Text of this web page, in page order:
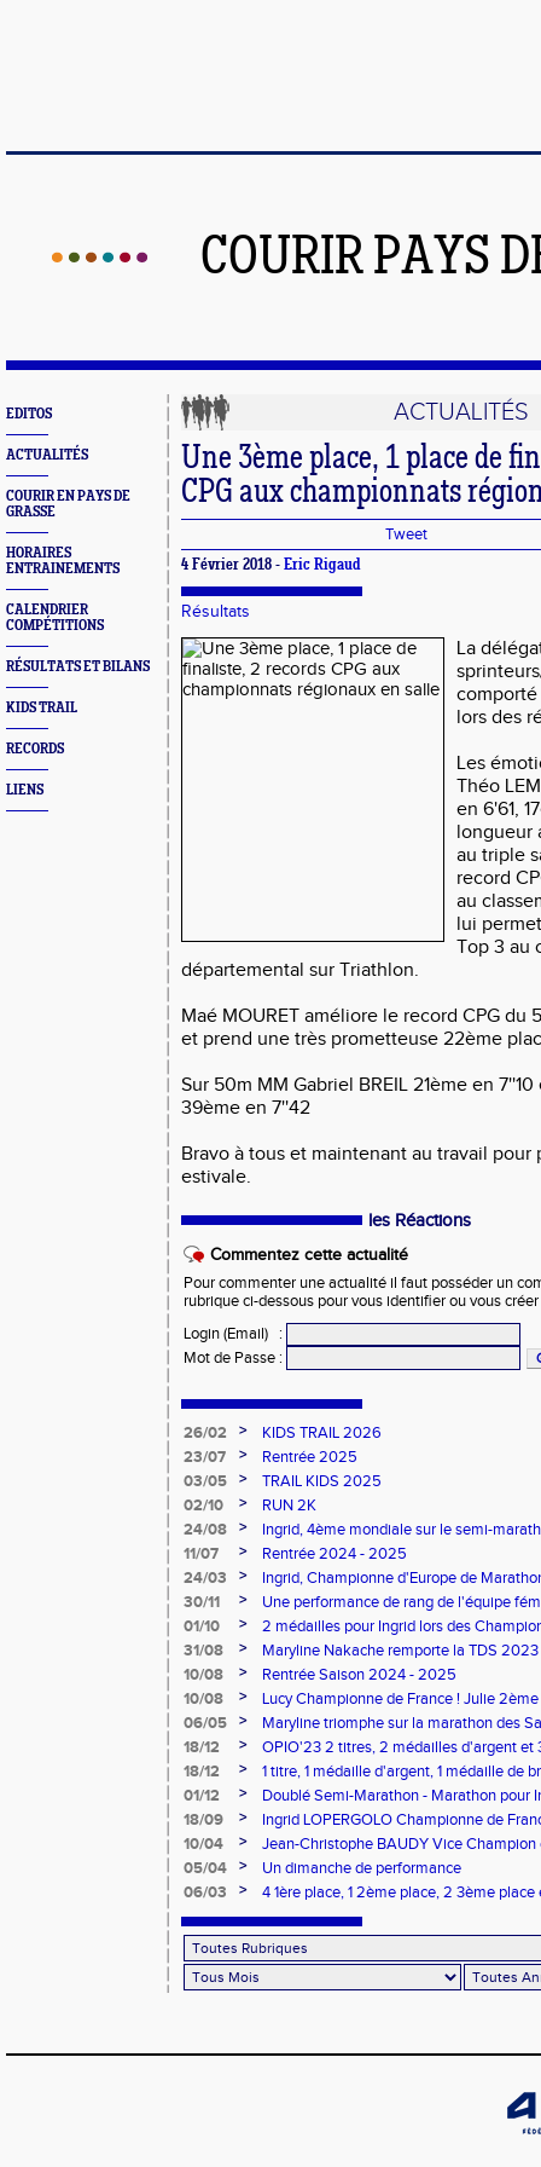
COURIR PAYS
EDITOS
ACTUALITÉS
COURIR EN PAYS DE
GRASSE
HORAIRES
ENTRAINEMENTS
CALENDRIER
COMPÉTITIONS
RÉSULTATS ET BILANS
KIDS TRAIL
RECORDS
LIENS
ACTUALITÉS
Une 3ème place, 1 place de
CPG aux championnats
Tweet
4 Février 2018 - Eric Rigaud
Résultats
La
comporté
lors des
Les
Théo
en 6'61,
longueur
au triple
record
au
lui
Top 3 au
départemental sur Triathlon.
Maé MOURET améliore le record CPG du
et prend une très prometteuse 22ème
Sur 50m MM Gabriel BREIL 21ème en
39ème en 7''42
Bravo à tous et maintenant au travail pour
estivale.
les Réactions
Commentez cette actualité
Pour commenter une actualité il faut posséder un
rubrique ci-dessous pour vous identifier ou vous
Login (Email)
:
Mot de Passe :
26/02 >
KIDS TRAIL 2026
23/07
>
Rentrée 2025
03/05
>
TRAIL KIDS 2025
02/10
>
RUN 2K
24/08
>
Ingrid, 4ème mondiale sur le semi-
11/07
>
Rentrée 2024 - 2025
24/03
>
Ingrid, Championne d'Europe de
30/11
>
Une performance de rang de l'équipe
de France d'Ekiden 2024
01/10 >
2 médailles pour Ingrid lors des
31/08
>
Maryline Nakache remporte la TDS 2023
10/08
>
Rentrée Saison 2024 - 2025
10/08
>
Lucy Championne de France ! Julie
Vertical
06/05 >
Maryline triomphe sur la marathon des
18/12
>
OPIO'23 2 titres, 2 médailles d'argent et
18/12
>
1 titre, 1 médaille d'argent, 1 médaille de
lors des dptx en salle TC
01/12 >
Doublé Semi-Marathon - Marathon pour
18/09
>
Ingrid LOPERGOLO Championne de
10/04
>
Jean-Christophe BAUDY Vice Champion
05/04
>
Un dimanche de performance
06/03
>
4 1ère place, 1 2ème place, 2 3ème